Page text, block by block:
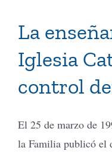
La
Iglesia
control
El 25 de marzo de
la Familia publicó el